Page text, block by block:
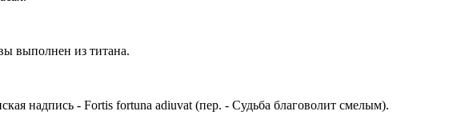
выполнен из титана.
надпись - Fortis fortuna adiuvat (пер. - Судьба благоволит смелым).